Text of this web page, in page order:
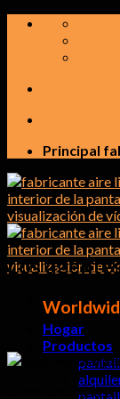
saltar
contenido
Principal
Hogar
Productos
Los
Como uno de los